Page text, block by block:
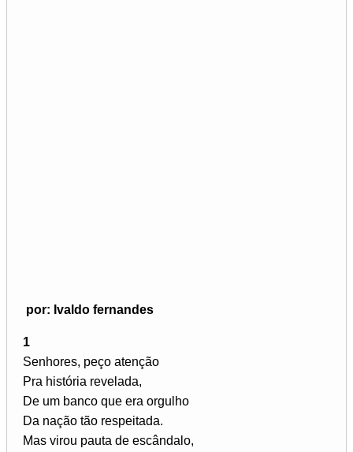
por: Ivaldo fernandes
1
Senhores, peço atenção
Pra história revelada,
De um banco que era orgulho
Da nação tão respeitada.
Mas virou pauta de escândalo,